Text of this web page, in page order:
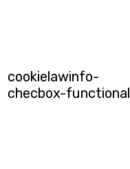
cookielawinfo-
checbox-functional